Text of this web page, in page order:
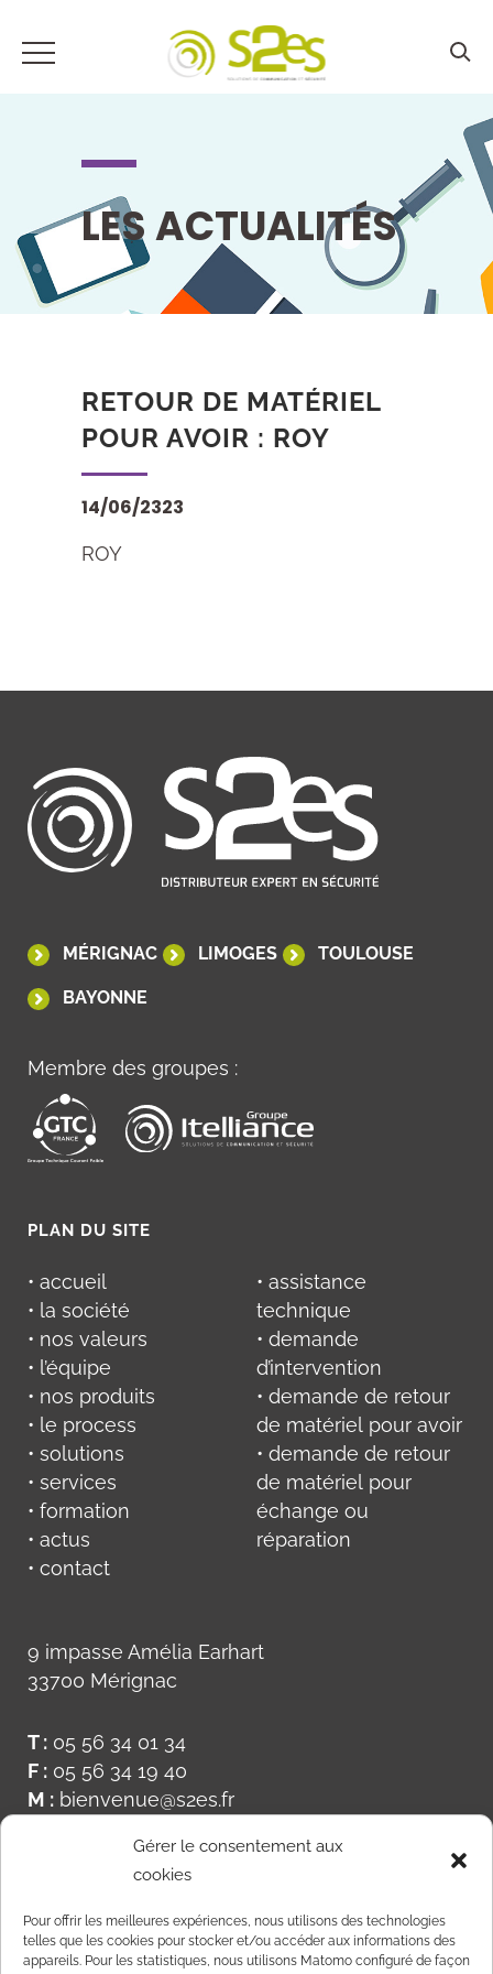
Gérer le consentement aux
cookies
Pour offrir les meilleures expériences, nous utilisons des technologies
telles que les cookies pour stocker et/ou accéder aux informations des
appareils. Pour les statistiques, nous utilisons Matomo configuré de façon
LES ACTUALITÉS
RETOUR DE MATÉRIEL
POUR AVOIR : ROY
14/06/2323
ROY
MÉRIGNAC LIMOGES TOULOUSE
BAYONNE
Membre des groupes :
PLAN DU SITE
• accueil
• la société
• nos valeurs
• l’équipe
• nos produits
• le process
• solutions
• services
• formation
• actus
• contact
• assistance
technique
• demande
d’intervention
• demande de retour
de matériel pour avoir
• demande de retour
de matériel pour
échange ou
réparation
9 impasse Amélia Earhart
33700 Mérignac
T : 05 56 34 01 34
F : 05 56 34 19 40
M : bienvenue@s2es.fr